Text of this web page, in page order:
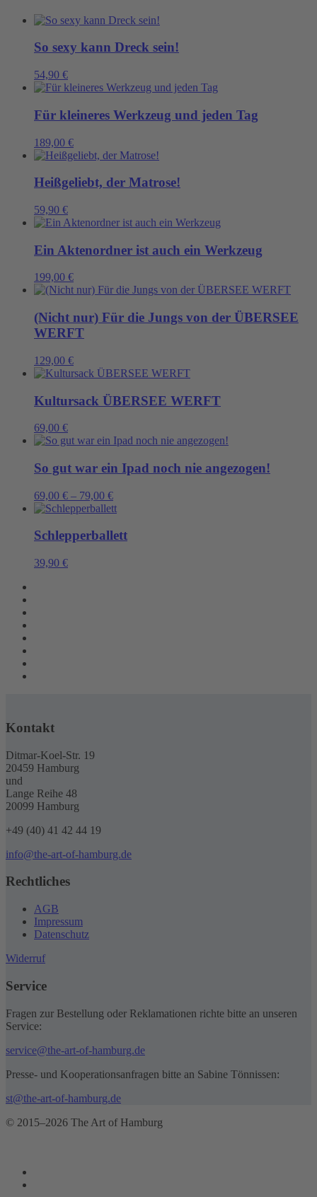
So sexy kann Dreck sein!
54,90 €
Für kleineres Werkzeug und jeden Tag
189,00 €
Heißgeliebt, der Matrose!
59,90 €
Ein Aktenordner ist auch ein Werkzeug
199,00 €
(Nicht nur) Für die Jungs von der ÜBERSEE
WERFT
129,00 €
Kultursack ÜBERSEE WERFT
69,00 €
So gut war ein Ipad noch nie angezogen!
69,00 € – 79,00 €
Schlepperballett
39,90 €
Kontakt
Ditmar-Koel-Str. 19
20459 Hamburg
und
Lange Reihe 48
20099 Hamburg
+49 (40) 41 42 44 19
info@the-art-of-hamburg.de
Rechtliches
AGB
Impressum
Datenschutz
Widerruf
Service
Fragen zur Bestellung oder Reklamationen richte bitte an unseren
Service:
service@the-art-of-hamburg.de
Presse- und Kooperationsanfragen bitte an Sabine Tönnissen:
st@the-art-of-hamburg.de
© 2015–2026 The Art of Hamburg